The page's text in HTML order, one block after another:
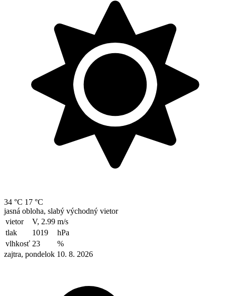
34 °C 17 °C
jasná obloha, slabý východný vietor
vietor
V, 2.99 m/s
tlak
1019
hPa
vlhkosť 23
%
zajtra, pondelok 10. 8. 2026